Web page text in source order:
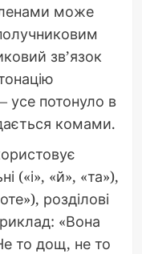
може
зв’язок
усе потонуло в
комами.
(«і», «й», «та»),
розділові
«Вона
то дощ, не то